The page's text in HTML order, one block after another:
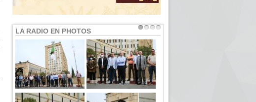
LA RADIO EN PHOTOS